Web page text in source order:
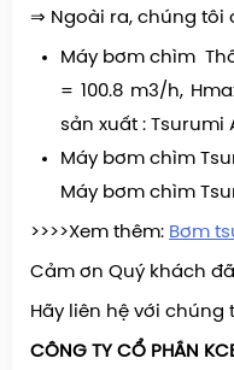
⇒ Ngoài ra, chúng tôi
Máy bơm chìm
= 100.8 m3/h,
sản xuất : Tsurumi
Máy bơm chìm
Máy bơm chìm
>>>>Xem thêm: Bơm
Cảm ơn Quý khách
Hãy liên hệ với
CÔNG TY CỔ PHẦN